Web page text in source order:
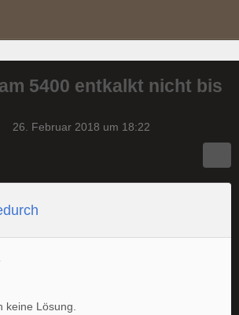
5400 entkalkt nicht bis
26. Februar 2018 um 18:22
keine Lösung.